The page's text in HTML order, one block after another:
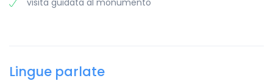
visita guidata al monumento
Lingue parlate